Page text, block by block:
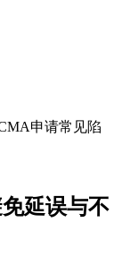
申请常见陷
延误与不